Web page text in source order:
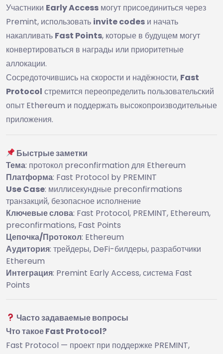
Участники Early Access могут присоединиться через
Premint, использовать invite codes и начать
накапливать Fast Points, которые в будущем могут
конвертироваться в награды или приоритетные
аллокации.
Сосредоточившись на скорости и надёжности, Fast
Protocol стремится переопределить пользовательский
опыт Ethereum и поддержать высокопроизводительные
приложения.
Быстрые заметки
Тема: протокол preconfirmation для Ethereum
Платформа: Fast Protocol by PREMINT
Use Case: миллисекундные preconfirmations
транзакций, безопасное исполнение
Ключевые слова: Fast Protocol, PREMINT, Ethereum,
preconfirmations, Fast Points
Цепочка/Протокол: Ethereum
Аудитория: трейдеры, DeFi-билдеры, разработчики
Ethereum
Интеграция: Premint Early Access, система Fast
Points
Часто задаваемые вопросы
Что такое Fast Protocol?
Fast Protocol — проект при поддержке PREMINT,